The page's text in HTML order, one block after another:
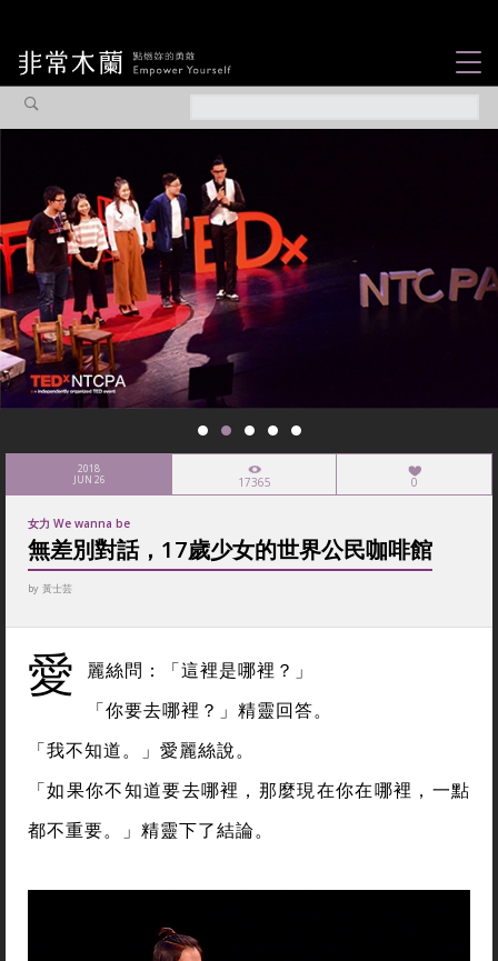
焦點企劃
社會企業
認識我們
2018
JUN 26 17365 0
女力 We wanna be
無差別對話，17歲少女的世界公民咖啡館
by 黃士芸
愛 麗絲問：
「這裡是哪裡？」
「你要去哪裡？」精靈回答。
「我不知道。」愛麗絲說。
「如果你不知道要去哪裡，那麼現在你在哪裡，一點
都不重要。」精靈下了結論。